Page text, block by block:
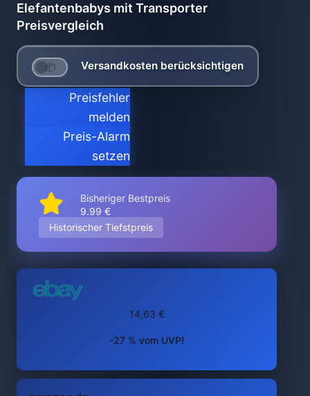
Elefantenbabys mit Transporter
Preisvergleich
Versandkosten berücksichtigen
Preisfehler
melden
Preis-Alarm
setzen
Bisheriger Bestpreis
9.99 €
Historischer Tiefstpreis
14,63 €
-27 % vom UVP!